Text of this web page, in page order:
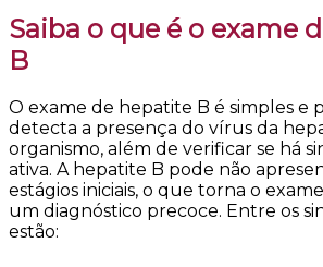
Saiba o que é o exame
B
O exame de hepatite B é simples e
detecta a presença do vírus da
organismo, além de verificar se há
ativa. A hepatite B pode não
estágios iniciais, o que torna o
um diagnóstico precoce. Entre os
estão: